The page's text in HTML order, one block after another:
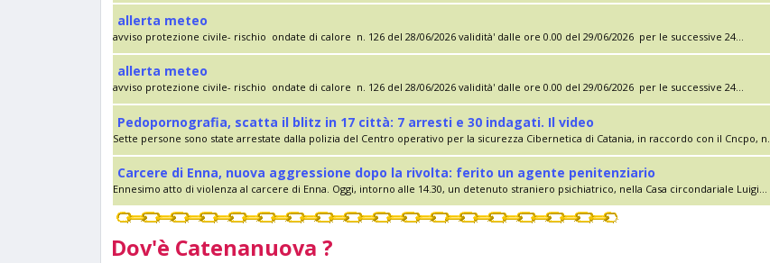
allerta meteo
avviso protezione civile- rischio ondate di calore n. 126 del 28/06/2026 validità' dalle ore 0.00 del 29/06/2026 per le successive 24...
allerta meteo
avviso protezione civile- rischio ondate di calore n. 126 del 28/06/2026 validità' dalle ore 0.00 del 29/06/2026 per le successive 24...
Pedopornografia, scatta il blitz in 17 città: 7 arresti e 30 indagati. Il video
Sette persone sono state arrestate dalla polizia del Centro operativo per la sicurezza Cibernetica di Catania, in raccordo con il Cncpo, n...
Carcere di Enna, nuova aggressione dopo la rivolta: ferito un agente penitenziario
Ennesimo atto di violenza al carcere di Enna. Oggi, intorno alle 14.30, un detenuto straniero psichiatrico, nella Casa circondariale Luigi...
Dov'è Catenanuova ?